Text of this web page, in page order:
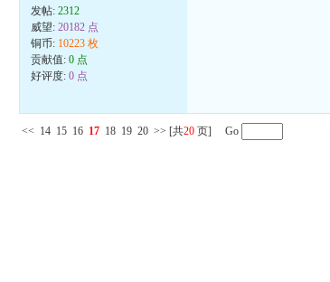
发帖:2312
威望:20182 点
铜币: 10223 枚
贡献值:0 点
好评度:0 点
<< 14 15 16 17 18 19 20 >> [共20 页] Go